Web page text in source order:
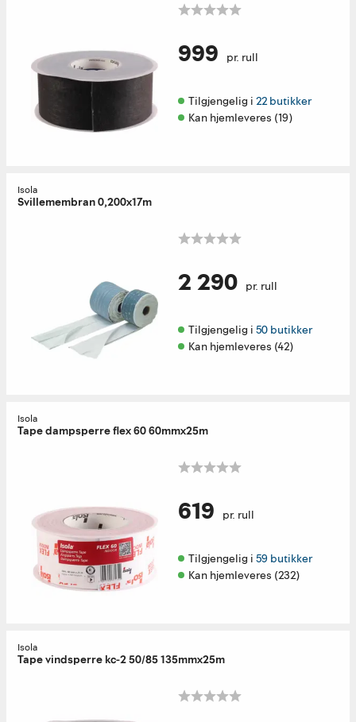
999 pr. rull
Tilgjengelig i 22 butikker
Kan hjemleveres (19)
Isola
Svillemembran 0,200x17m
2 290 pr. rull
Tilgjengelig i 50 butikker
Kan hjemleveres (42)
Isola
Tape dampsperre flex 60 60mmx25m
619 pr. rull
Tilgjengelig i 59 butikker
Kan hjemleveres (232)
Isola
Tape vindsperre kc-2 50/85 135mmx25m